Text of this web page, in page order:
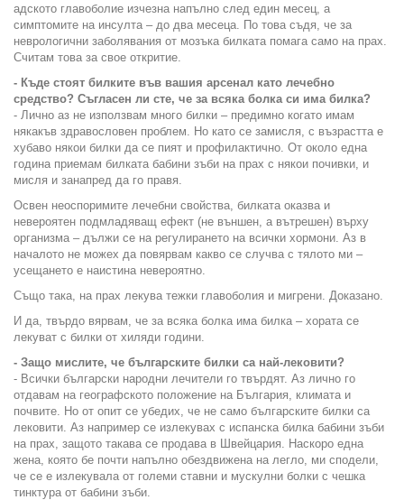
адското главоболие изчезна напълно след един месец, а
симптомите на инсулта – до два месеца. По това съдя, че за
неврологични заболявания от мозъка билката помага само на прах.
Считам това за свое откритие.
- Къде стоят билките във вашия арсенал като лечебно
средство? Съгласен ли сте, че за всяка болка си има билка?
- Лично аз не използвам много билки – предимно когато имам
някакъв здравословен проблем. Но като се замисля, с възрастта е
хубаво някои билки да се пият и профилактично. От около една
година приемам билката бабини зъби на прах с някои почивки, и
мисля и занапред да го правя.
Освен неоспоримите лечебни свойства, билката оказва и
невероятен подмладяващ ефект (не външен, а вътрешен) върху
организма – дължи се на регулирането на всички хормони. Аз в
началото не можех да повярвам какво се случва с тялото ми –
усещането е наистина невероятно.
Също така, на прах лекува тежки главоболия и мигрени. Доказано.
И да, твърдо вярвам, че за всяка болка има билка – хората се
лекуват с билки от хиляди години.
- Защо мислите, че българските билки са най-лековити?
- Всички български народни лечители го твърдят. Аз лично го
отдавам на географското положение на България, климата и
почвите. Но от опит се убедих, че не само българските билки са
лековити. Аз например се излекувах с испанска билка бабини зъби
на прах, защото такава се продава в Швейцария. Наскоро една
жена, която бе почти напълно обездвижена на легло, ми сподели,
че се е излекувала от големи ставни и мускулни болки с чешка
тинктура от бабини зъби.